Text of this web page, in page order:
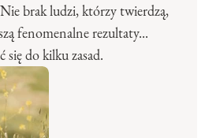
brak ludzi, którzy twierdzą,
fenomenalne rezultaty...
się do kilku zasad.